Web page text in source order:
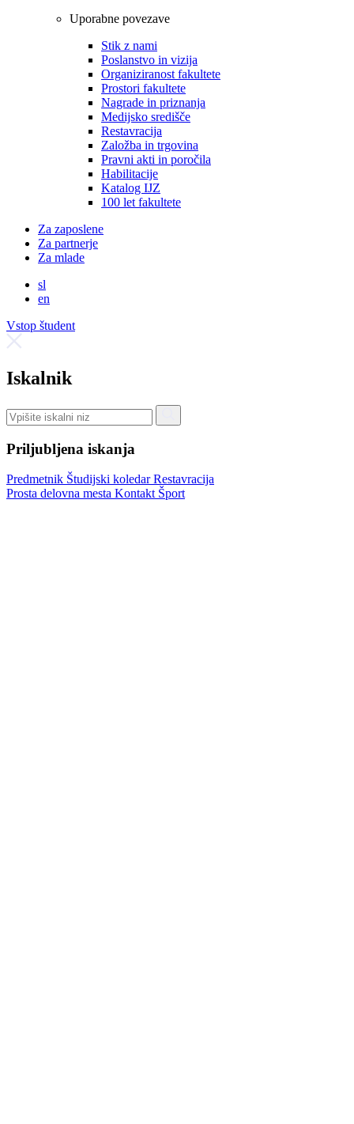
Uporabne povezave
Stik z nami
Poslanstvo in vizija
Organiziranost fakultete
Prostori fakultete
Nagrade in priznanja
Medijsko središče
Restavracija
Založba in trgovina
Pravni akti in poročila
Habilitacije
Katalog IJZ
100 let fakultete
Za zaposlene
Za partnerje
Za mlade
sl
en
Vstop študent
Iskalnik
Priljubljena iskanja
Predmetnik Študijski koledarRestavracija
Prosta delovna mesta Kontakt Šport